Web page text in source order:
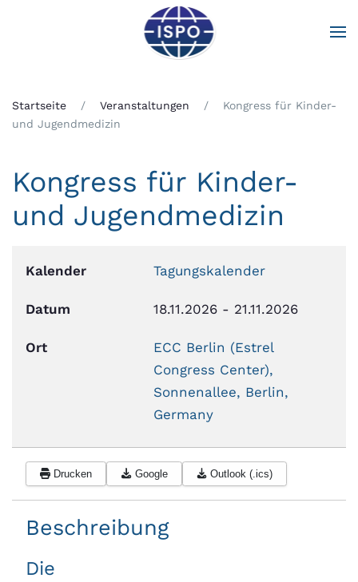
Zum Hauptinhalt springen
Startseite Veranstaltungen
Kongress für Kinder-
und Jugendmedizin
Kongress für Kinder-
und Jugendmedizin
Kalender Tagungskalender
Datum 18.11.2026 - 21.11.2026
Ort
ECC Berlin (Estrel
Congress Center),
Sonnenallee, Berlin,
Germany
Drucken Google Outlook (.ics)
Beschreibung
Die